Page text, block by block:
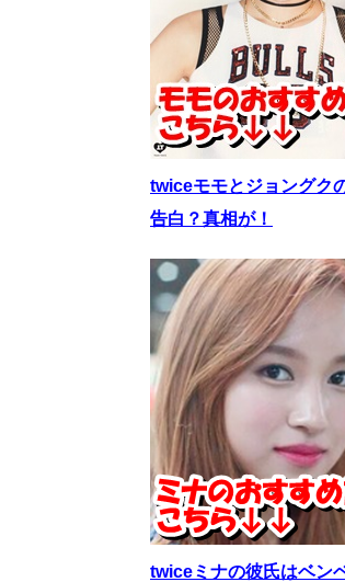
twiceモモとジョングク
告白？真相が！
twiceミナの彼氏はベン